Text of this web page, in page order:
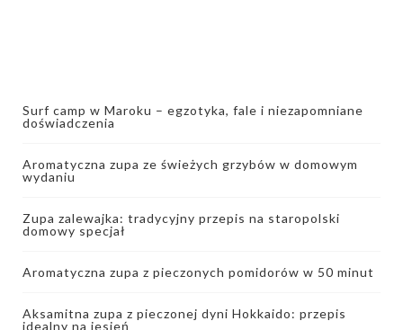
Surf camp w Maroku – egzotyka, fale i niezapomniane
doświadczenia
Aromatyczna zupa ze świeżych grzybów w domowym
wydaniu
Zupa zalewajka: tradycyjny przepis na staropolski
domowy specjał
Aromatyczna zupa z pieczonych pomidorów w 50 minut
Aksamitna zupa z pieczonej dyni Hokkaido: przepis
idealny na jesień